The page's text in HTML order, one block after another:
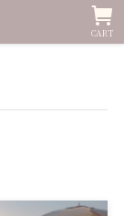
CART